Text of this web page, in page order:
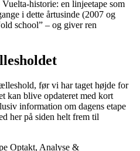
historie: en linjeetape som
i dette årtusinde (2007 og
school” – og giver ren
før vi har taget højde for
kan blive opdateret med kort
information om dagens etape
her på siden helt frem til